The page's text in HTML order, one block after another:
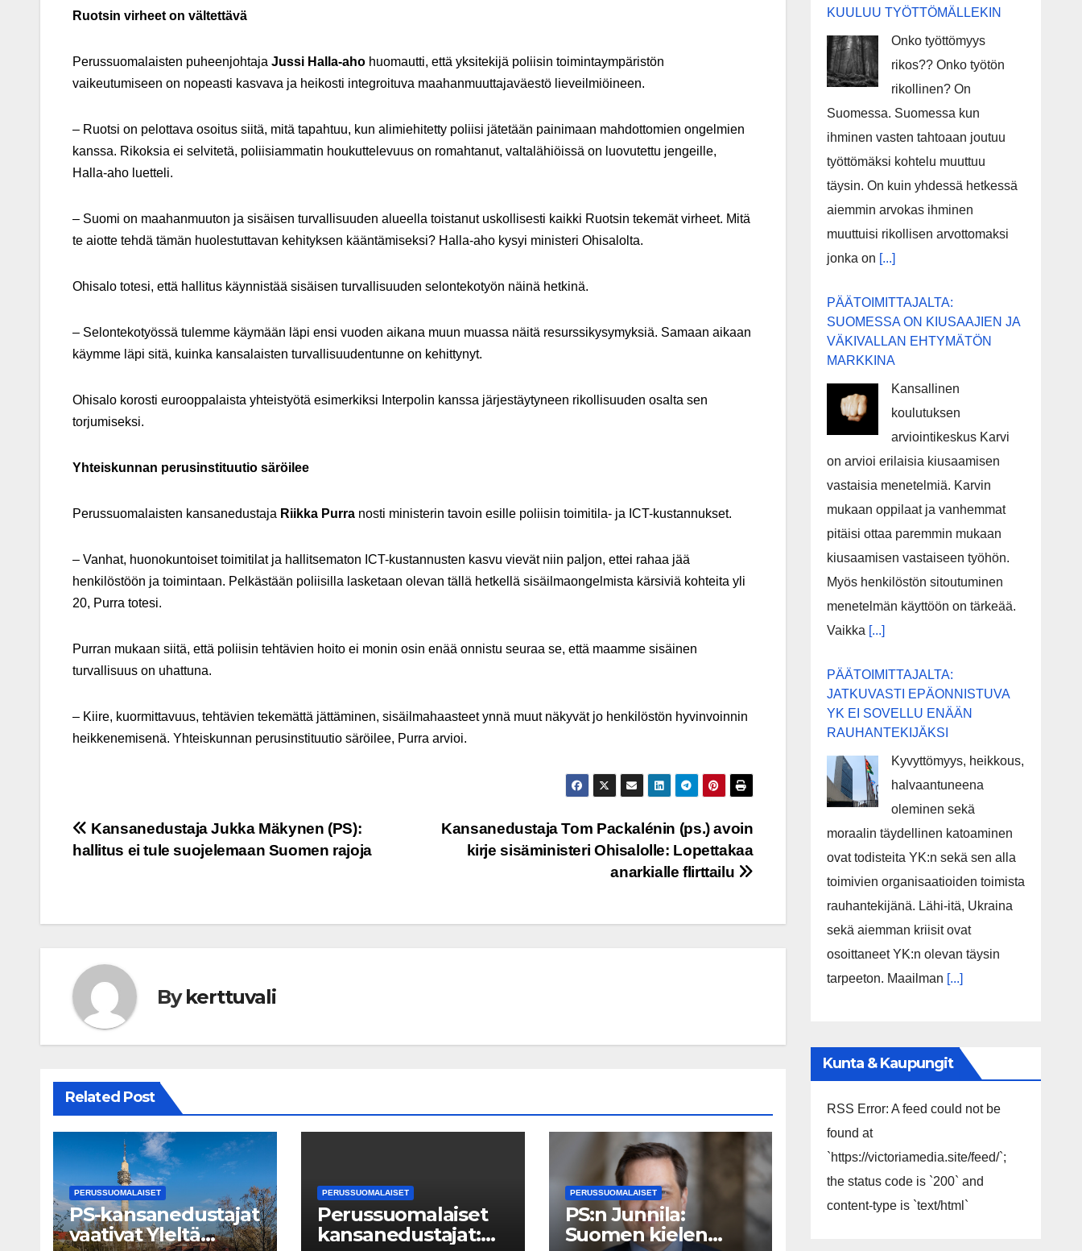
Ruotsin virheet on vältettävä
Perussuomalaisten puheenjohtaja Jussi Halla-aho huomautti, että yksitekijä poliisin toimintaympäristön
vaikeutumiseen on nopeasti kasvava ja heikosti integroituva maahanmuuttajaväestö lieveilmiöineen.
– Ruotsi on pelottava osoitus siitä, mitä tapahtuu, kun alimiehitetty poliisi jätetään painimaan mahdottomien ongelmien
kanssa. Rikoksia ei selvitetä, poliisiammatin houkuttelevuus on romahtanut, valtalähiöissä on luovutettu jengeille,
Halla-aho luetteli.
– Suomi on maahanmuuton ja sisäisen turvallisuuden alueella toistanut uskollisesti kaikki Ruotsin tekemät virheet. Mitä
te aiotte tehdä tämän huolestuttavan kehityksen kääntämiseksi? Halla-aho kysyi ministeri Ohisalolta.
Ohisalo totesi, että hallitus käynnistää sisäisen turvallisuuden selontekotyön näinä hetkinä.
– Selontekotyössä tulemme käymään läpi ensi vuoden aikana muun muassa näitä resurssikysymyksiä. Samaan aikaan
käymme läpi sitä, kuinka kansalaisten turvallisuudentunne on kehittynyt.
Ohisalo korosti eurooppalaista yhteistyötä esimerkiksi Interpolin kanssa järjestäytyneen rikollisuuden osalta sen
torjumiseksi.
Yhteiskunnan perusinstituutio säröilee
Perussuomalaisten kansanedustaja Riikka Purra nosti ministerin tavoin esille poliisin toimitila- ja ICT-kustannukset.
– Vanhat, huonokuntoiset toimitilat ja hallitsematon ICT-kustannusten kasvu vievät niin paljon, ettei rahaa jää
henkilöstöön ja toimintaan. Pelkästään poliisilla lasketaan olevan tällä hetkellä sisäilmaongelmista kärsiviä kohteita yli
20, Purra totesi.
Purran mukaan siitä, että poliisin tehtävien hoito ei monin osin enää onnistu seuraa se, että maamme sisäinen
turvallisuus on uhattuna.
– Kiire, kuormittavuus, tehtävien tekemättä jättäminen, sisäilmahaasteet ynnä muut näkyvät jo henkilöstön hyvinvoinnin
heikkenemisenä. Yhteiskunnan perusinstituutio säröilee, Purra arvioi.
Post
navigation
Kansanedustaja Tom Packalénin (ps.) avoin
kirje sisäministeri Ohisalolle: Lopettakaa
anarkialle flirttailu
Kansanedustaja Jukka Mäkynen (PS):
hallitus ei tule suojelemaan Suomen rajoja
Bykerttuvali
Related Post
PERUSSUOMALAISET
PS-kansanedustajat
vaativat Yleltä
PERUSSUOMALAISET
Perussuomalaiset
kansanedustajat:
PERUSSUOMALAISET
PS:n Junnila:
Suomen kielen
KUULUU TYÖTTÖMÄLLEKIN
Onko työttömyys
rikos?? Onko työtön
rikollinen? On
Suomessa. Suomessa kun
ihminen vasten tahtoaan joutuu
työttömäksi kohtelu muuttuu
täysin. On kuin yhdessä hetkessä
aiemmin arvokas ihminen
muuttuisi rikollisen arvottomaksi
jonka on [...]
PÄÄTOIMITTAJALTA:
SUOMESSA ON KIUSAAJIEN JA
VÄKIVALLAN EHTYMÄTÖN
MARKKINA
Kansallinen
koulutuksen
arviointikeskus Karvi
on arvioi erilaisia kiusaamisen
vastaisia menetelmiä. Karvin
mukaan oppilaat ja vanhemmat
pitäisi ottaa paremmin mukaan
kiusaamisen vastaiseen työhön.
Myös henkilöstön sitoutuminen
menetelmän käyttöön on tärkeää.
Vaikka [...]
PÄÄTOIMITTAJALTA:
JATKUVASTI EPÄONNISTUVA
YK EI SOVELLU ENÄÄN
RAUHANTEKIJÄKSI
Kyvyttömyys, heikkous,
halvaantuneena
oleminen sekä
moraalin täydellinen katoaminen
ovat todisteita YK:n sekä sen alla
toimivien organisaatioiden toimista
rauhantekijänä. Lähi-itä, Ukraina
sekä aiemman kriisit ovat
osoittaneet YK:n olevan täysin
tarpeeton. Maailman [...]
Kunta & Kaupungit
RSS Error: A feed could not be
found at
`https://victoriamedia.site/feed/`;
the status code is `200` and
content-type is `text/html`